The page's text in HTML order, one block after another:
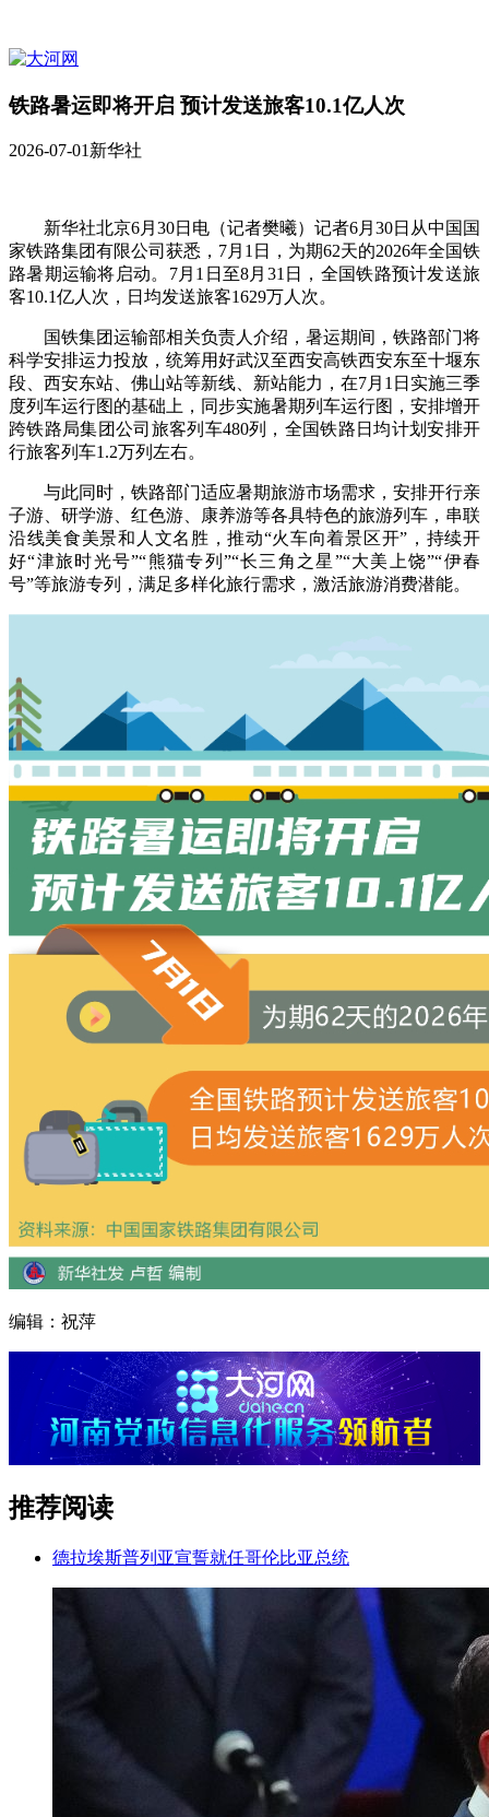
铁路暑运即将开启 预计发送旅客10.1亿人次
2026-07-01新华社
新华社北京6月30日电（记者樊曦）记者6月30日从中国国
家铁路集团有限公司获悉，7月1日，为期62天的2026年全国铁
路暑期运输将启动。7月1日至8月31日，全国铁路预计发送旅
客10.1亿人次，日均发送旅客1629万人次。
国铁集团运输部相关负责人介绍，暑运期间，铁路部门将
科学安排运力投放，统筹用好武汉至西安高铁西安东至十堰东
段、西安东站、佛山站等新线、新站能力，在7月1日实施三季
度列车运行图的基础上，同步实施暑期列车运行图，安排增开
跨铁路局集团公司旅客列车480列，全国铁路日均计划安排开
行旅客列车1.2万列左右。
与此同时，铁路部门适应暑期旅游市场需求，安排开行亲
子游、研学游、红色游、康养游等各具特色的旅游列车，串联
沿线美食美景和人文名胜，推动“火车向着景区开”，持续开
好“津旅时光号”“熊猫专列”“长三角之星”“大美上饶”“伊春
号”等旅游专列，满足多样化旅行需求，激活旅游消费潜能。
编辑：祝萍
推荐阅读
德拉埃斯普列亚宣誓就任哥伦比亚总统